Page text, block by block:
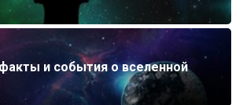
и события о вселенной